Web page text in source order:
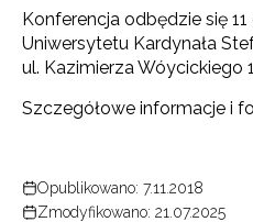
Konferencja odbędzie się 11
Uniwersytetu Kardynała
ul. Kazimierza Wóycickiego
Szczegółowe informacje i
Opublikowano: 7.11.2018
Zmodyfikowano: 21.07.2025